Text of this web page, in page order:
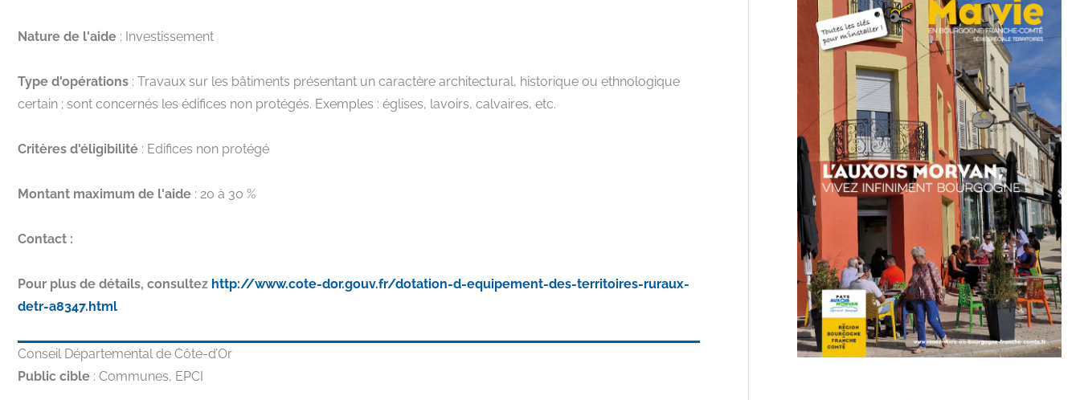
Nature de l'aide : Investissement
Type d'opérations : Travaux sur les bâtiments présentant un caractère architectural, historique ou ethnologique
certain ; sont concernés les édifices non protégés. Exemples : églises, lavoirs, calvaires, etc.
Critères d'éligibilité : Edifices non protégé
Montant maximum de l'aide : 20 à 30 %
Contact :
Pour plus de détails, consultez http://www.cote-dor.gouv.fr/dotation-d-equipement-des-territoires-ruraux-
detr-a8347.html
Conseil Départemental de Côte-d’Or
Public cible : Communes, EPCI